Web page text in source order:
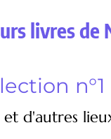
livres de
n°1
et d'autres